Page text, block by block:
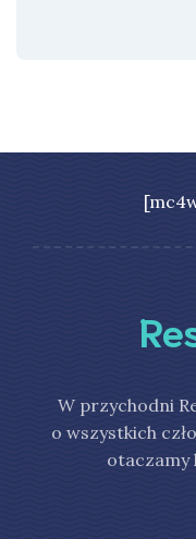
W przychodni
o wszystkich
otaczamy